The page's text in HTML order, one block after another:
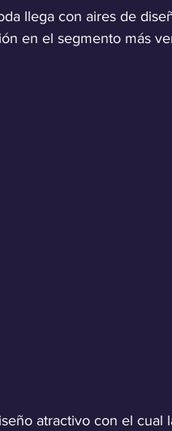
llega con aires de
en el segmento más
atractivo con el cual